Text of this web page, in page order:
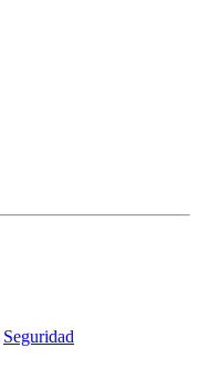
Seguridad